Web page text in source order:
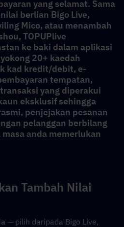
yang selamat. Sama
berlian Bigo Live,
Mico, atau menambah
TOPUPlive
ke baki dalam aplikasi
20+ kaedah
kad kredit/debit, e-
tempatan,
yang diperakui
eksklusif sehingga
penjejakan pesanan
pelanggan berbilang
anda memerlukan
Tambah Nilai
— pilih daripada Bigo Live,